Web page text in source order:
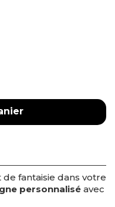
fantaisie dans votre
personnalisé avec